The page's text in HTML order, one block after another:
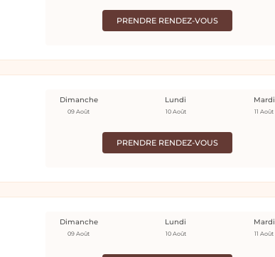
PRENDRE RENDEZ-VOUS
PRENDRE RENDEZ-VOUS
Dimanche
09 Août
Lundi
10 Août
Mardi
11 Août
Dimanche
09 Août
Lundi
10 Août
Mardi
11 Août